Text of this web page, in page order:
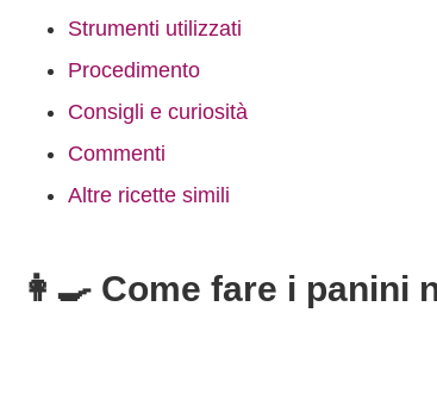
Strumenti utilizzati
Procedimento
Consigli e curiosità
Commenti
Altre ricette simili
👩‍🍳 Come fare i